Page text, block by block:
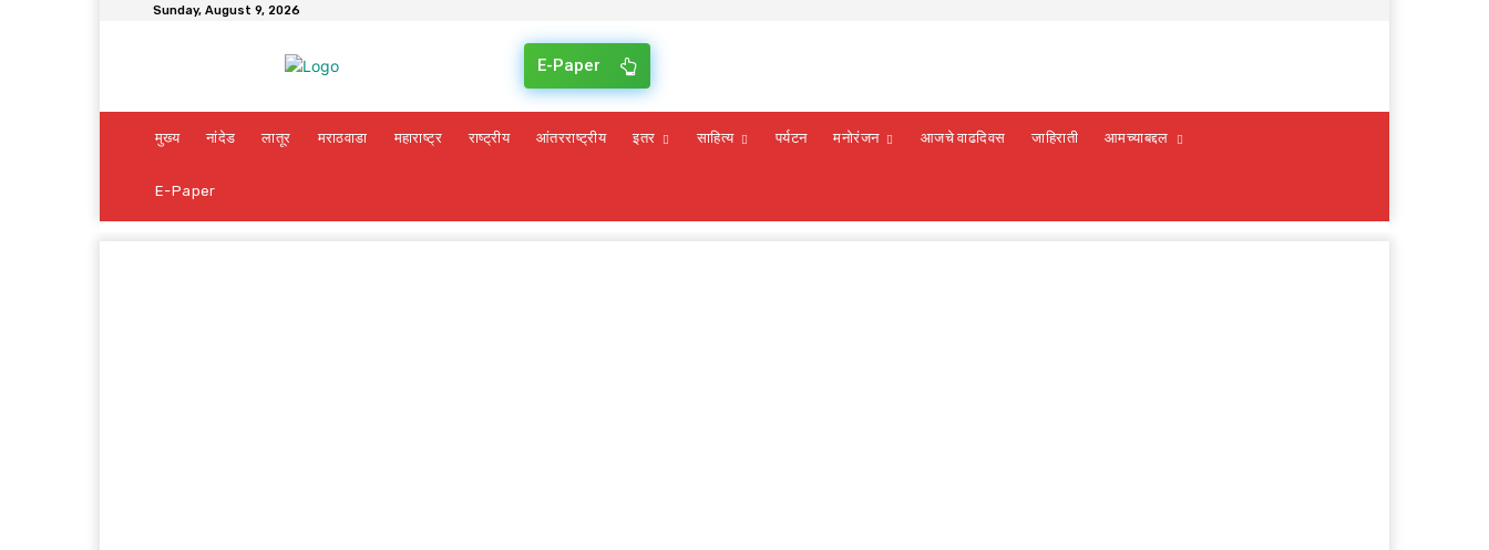
Sunday, August 9, 2026
E-Paper
मुख्य नांदेड लातूर मराठवाडा महाराष्ट्र राष्ट्रीय आंतरराष्ट्रीय इतर साहित्य पर्यटन मनोरंजन आजचे वाढदिवस जाहिराती आमच्याबद्दल
E-Paper